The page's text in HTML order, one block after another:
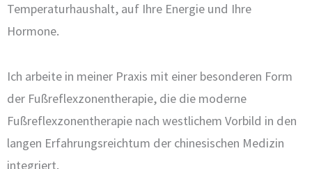
Temperaturhaushalt, auf Ihre Energie und Ihre
Hormone.
Ich arbeite in meiner Praxis mit einer besonderen Form
der Fußreflexzonentherapie, die die moderne
Fußreflexzonentherapie nach westlichem Vorbild in den
langen Erfahrungsreichtum der chinesischen Medizin
integriert.